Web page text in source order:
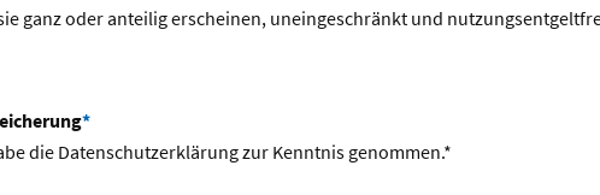
ganz oder anteilig erscheinen, uneingeschränkt und
*
die Datenschutzerklärung zur Kenntnis genommen.*